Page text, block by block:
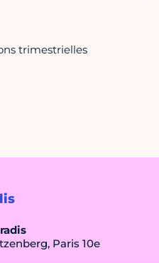
Paris 10e
trimestrielles